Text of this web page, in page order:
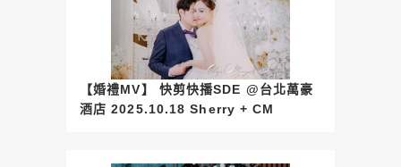
【婚禮MV】 快剪快播SDE @台北萬豪
酒店 2025.10.18 Sherry + CM